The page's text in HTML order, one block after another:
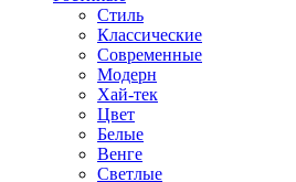
Стиль
Классические
Современные
Модерн
Хай-тек
Цвет
Белые
Венге
Светлые